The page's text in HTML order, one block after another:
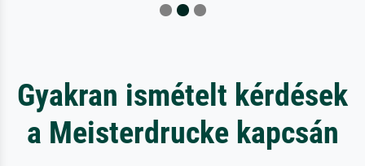
Gyakran ismételt kérdések
a Meisterdrucke kapcsán